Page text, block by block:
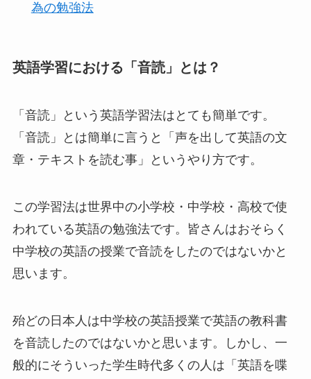
為の勉強法
英語学習における「音読」とは？
「音読」という英語学習法はとても簡単です。
「音読」とは簡単に言うと「声を出して英語の文
章・テキストを読む事」というやり方です。
この学習法は世界中の小学校・中学校・高校で使
われている英語の勉強法です。皆さんはおそらく
中学校の英語の授業で音読をしたのではないかと
思います。
殆どの日本人は中学校の英語授業で英語の教科書
を音読したのではないかと思います。しかし、一
般的にそういった学生時代多くの人は「英語を喋